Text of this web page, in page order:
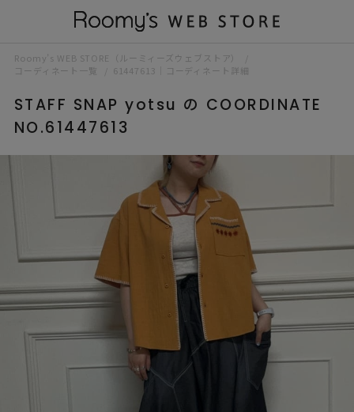
Roomy’s WEB STORE（ルーミィーズウェブストア）
コーディネート一覧
61447613｜コーディネート詳細
STAFF SNAP yotsu の COORDINATE
NO.61447613